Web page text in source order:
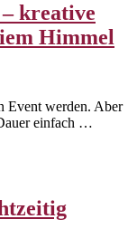
kreative
Himmel
Event werden. Aber
einfach …